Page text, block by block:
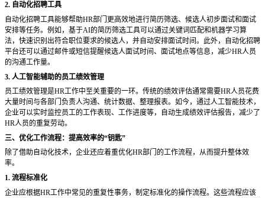
2. 自动化招聘工具
自动化招聘工具能够帮助HR部门更高效地进行简历筛选、候选人初步面试和面试
安排等任务。例如，基于AI的简历筛选工具可以通过关键词匹配和机器学习算
法，快速识别出符合职位要求的候选人，并自动安排面试时间。此外，自动化招聘
平台还可以通过邮件或短信提醒候选人面试时间、面试地点等信息，减少HR人员
的沟通工作量。
3. 人工智能辅助的员工绩效管理
员工绩效管理是HR工作中至关重要的一环。传统的绩效评估通常需要HR人员花费
大量时间与各部门负责人沟通、统计数据、整理报表。如今，通过人工智能技术，
企业可以实时监控员工的工作表现、工作进度等，自动生成绩效评估报告，减少了
HR人员的重复劳动。
三、优化工作流程：提高效率的“钥匙”
除了借助自动化技术，企业还应着重优化HR部门的工作流程，从而提升整体效
率。
1. 流程标准化
企业应根据HR工作中常见的重复性事务，制定标准化的操作流程。这些流程应该